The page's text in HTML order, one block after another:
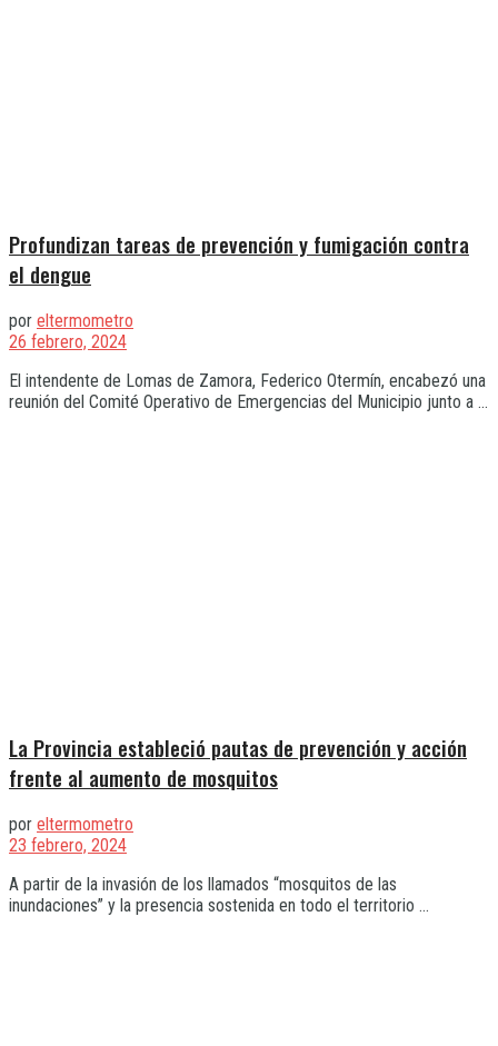
Profundizan tareas de prevención y fumigación contra
el dengue
por eltermometro
26 febrero, 2024
El intendente de Lomas de Zamora, Federico Otermín, encabezó una
reunión del Comité Operativo de Emergencias del Municipio junto a ...
La Provincia estableció pautas de prevención y acción
frente al aumento de mosquitos
por eltermometro
23 febrero, 2024
A partir de la invasión de los llamados “mosquitos de las
inundaciones” y la presencia sostenida en todo el territorio ...